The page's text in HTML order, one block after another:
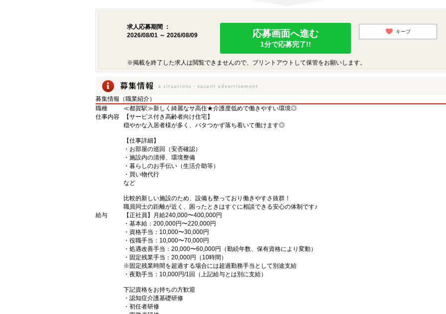
求人応募期間 ：
2026/08/01 ～ 2026/08/09
応募画面へ進む
1分で応募完了!!
キープ
※掲載を終了した求人は閲覧できませんので、プリントアウトして保管をお願いします。
募集情報（職業紹介）
職種
≪都賀駅≫新しく綺麗なサ高住★介護度低めで働きやすい環境◎
仕事内容
【サービス付き高齢者向け住宅】
穏やかな入居者様が多く、バタつかず落ち着いて働けます◎
【仕事詳細】
・お部屋の巡回（安否確認）
・施設内の清掃、環境整備
・暮らしのお手伝い（生活介助等）
・買い物代行
など
比較的新しい施設のため、設備も整っており働きやすさ抜群！
職員同士の距離が近く、困ったときはすぐに相談できる安心の体制です♪
給与
【正社員】月給240,000〜400,000円
・基本給：200,000円〜220,000円
・資格手当：10,000〜30,000円
・役職手当：10,000〜70,000円
・処遇改善手当：20,000〜60,000円（勤続年数、保有資格により変動）
・固定残業手当：20,000円（10時間）
※固定残業時間を超過する場合には超過勤務手当として別途支給
・夜勤手当：10,000円/1回（上記給与とは別に支給）
下記資格をお持ちの方歓迎
・認知症介護基礎研修
・初任者研修